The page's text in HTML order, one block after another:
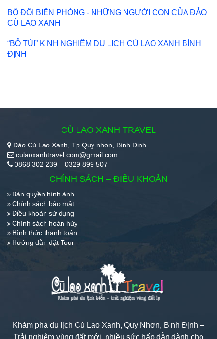
BỘ ĐỘI BIÊN PHÒNG - NHỮNG NGƯỜI CON CỦA ĐẢO
CÙ LAO XANH
“BỎ TÚI” KINH NGHIỆM DU LỊCH CÙ LAO XANH BÌNH
ĐỊNH
CÙ LAO XANH TRAVEL
Đảo Cù Lao Xanh, Tp.Quy nhơn, Bình Định
culaoxanhtravel.com@gmail.com
0868 302 239 – 0329 899 507
CHÍNH SÁCH – ĐIỀU KHOẢN
Bản quyền hình ảnh
Chính sách bảo mật
Điều khoản sử dụng
Chính sách hoàn hủy
Hình thức thanh toán
Hướng dẫn đặt Tour
Khám phá du lịch Cù Lao Xanh, Quy Nhơn, Bình Định –
Trải nghiệm vùng đất mới, nhiều sức hấp dẫn dành cho